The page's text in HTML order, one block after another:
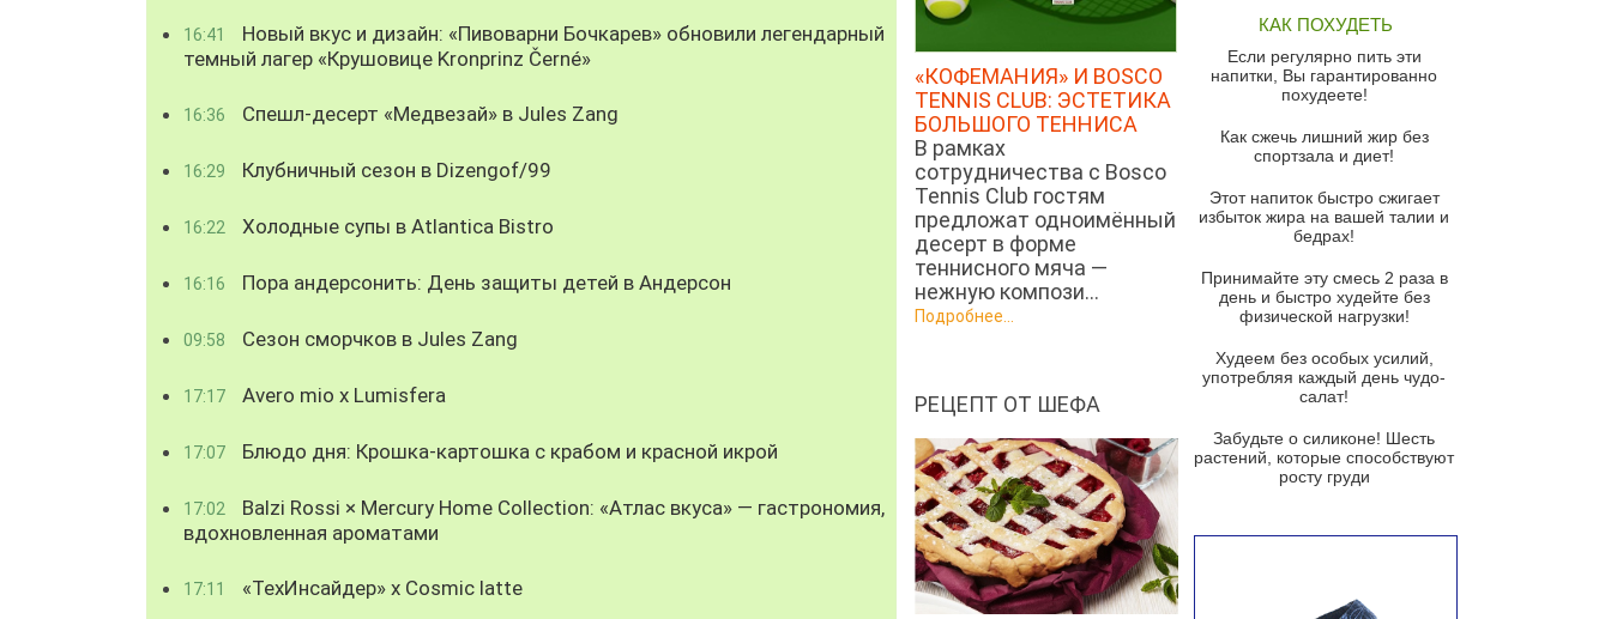
16:41
Новый вкус и дизайн: «Пивоварни Бочкарев» обновили легендарный
темный лагер «Крушовице Kronprinz Černé»
16:36 Спешл-десерт «Медвезай» в Jules Zang
16:29 Клубничный сезон в Dizengof/99
16:22 Холодные супы в Atlantica Bistro
16:16 Пора андерсонить: День защиты детей в Андерсон
09:58 Сезон сморчков в Jules Zang
17:17 Avero mio x Lumisfera
17:07 Блюдо дня: Крошка-картошка с крабом и красной икрой
17:02
Balzi Rossi × Mercury Home Collection: «Атлас вкуса» — гастрономия,
вдохновленная ароматами
17:11 «ТехИнсайдер» х Cosmic latte
«КОФЕМАНИЯ» И BOSCO
TENNIS CLUB: ЭСТЕТИКА
БОЛЬШОГО ТЕННИСА
В рамках
сотрудничества с Bosco
Tennis Club гостям
предложат одноимённый
десерт в форме
теннисного мяча —
нежную компози...
Подробнее...
РЕЦЕПТ ОТ ШЕФА
красного перца
Парижский луковый суп
Суп из спаржи и горошка с
Суп-крем из цветной капусты
Французский луковый суп
Суп из баклажанов с моцареллой
Грибной крем-суп с кростини с
козьим сыром
Суп мисо с зеленым луком и
тофу
из рукколы
Португальский чесночный суп с
Ирландский картофельный суп
КАК ПОХУДЕТЬ
Если регулярно пить эти
напитки, Вы гарантированно
похудеете!
Как сжечь лишний жир без
спортзала и диет!
Этот напиток быстро сжигает
избыток жира на вашей талии и
бедрах!
Принимайте эту смесь 2 раза в
день и быстро худейте без
физической нагрузки!
Худеем без особых усилий,
употребляя каждый день чудо-
салат!
Забудьте о силиконе! Шесть
растений, которые способствуют
росту груди